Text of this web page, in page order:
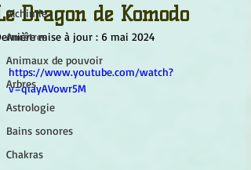
Alchimie
Ancêtres
Animaux de pouvoir
Arbres
Astrologie
Bains sonores
Chakras
Dragon de Komodo
mise à jour : 6 mai 2024
https://www.youtube.com/watch?
v=qiayAVowr5M